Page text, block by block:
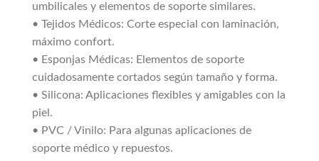
umbilicales y elementos de soporte similares.
• Tejidos Médicos: Corte especial con laminación,
máximo confort.
• Esponjas Médicas: Elementos de soporte
cuidadosamente cortados según tamaño y forma.
• Silicona: Aplicaciones flexibles y amigables con la
piel.
• PVC / Vinilo: Para algunas aplicaciones de
soporte médico y repuestos.